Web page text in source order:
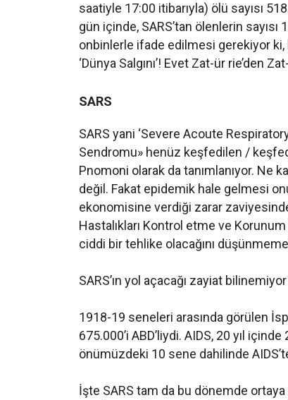
saatiyle 17:00 itibarıyla) ölü sayısı
gün içinde, SARS’tan ölenlerin
onbinlerle ifade edilmesi gerekiyor ki,
‘Dünya Salgını’! Evet Zat-ür rie’den
SARS
SARS yani ‘Severe Acoute
Sendromu» henüz keşfedilen /
Pnomoni olarak da tanımlanıyor. Ne
değil. Fakat epidemik hale gelmesi
ekonomisine verdiği zarar
Hastalıkları Kontrol etme ve
ciddi bir tehlike olacağını
SARS’ın yol açacağı zayiat
1918-19 seneleri arasında görülen
675.000’i ABD’liydi. AIDS, 20 yıl
önümüzdeki 10 sene dahilinde
İşte SARS tam da bu dönemde ortaya